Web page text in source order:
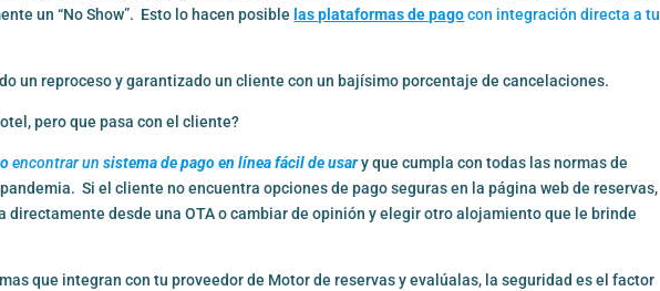
un “No Show”. Esto lo hacen posible las plataformas de pagocon integración directa a tu
un reproceso y garantizado un cliente con un bajísimo porcentaje de cancelaciones.
pero que pasa con el cliente?
encontrar unsistema de pago en línea fácil de usary que cumpla con todas las normas de
Si el cliente no encuentra opciones de pago seguras en la página web de reservas,
directamente desde una OTA o cambiar de opinión y elegir otro alojamiento que le brinde
que integran con tu proveedor de Motor de reservas y evalúalas, la seguridad es el factor